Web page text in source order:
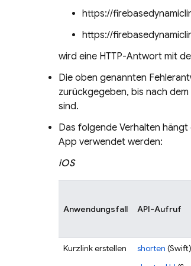
https://
https://
wird eine HTTP-Antwort mit
Die oben genannten
zurückgegeben, bis nach
sind.
Das folgende Verhalten
App verwendet werden:
iOS
Anwendungsfall API-Aufruf
Kurzlink erstellen shorten (Swift)